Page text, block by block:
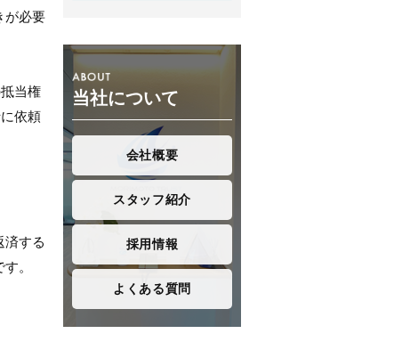
が必要
当権
依頼
済する
。
当社について
会社概要
スタッフ紹介
採用情報
よくある質問